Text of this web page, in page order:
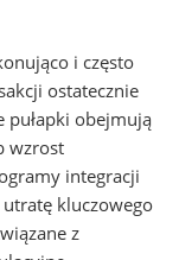
i często
ostatecznie
pułapki obejmują
wzrost
integracji
kluczowego
z